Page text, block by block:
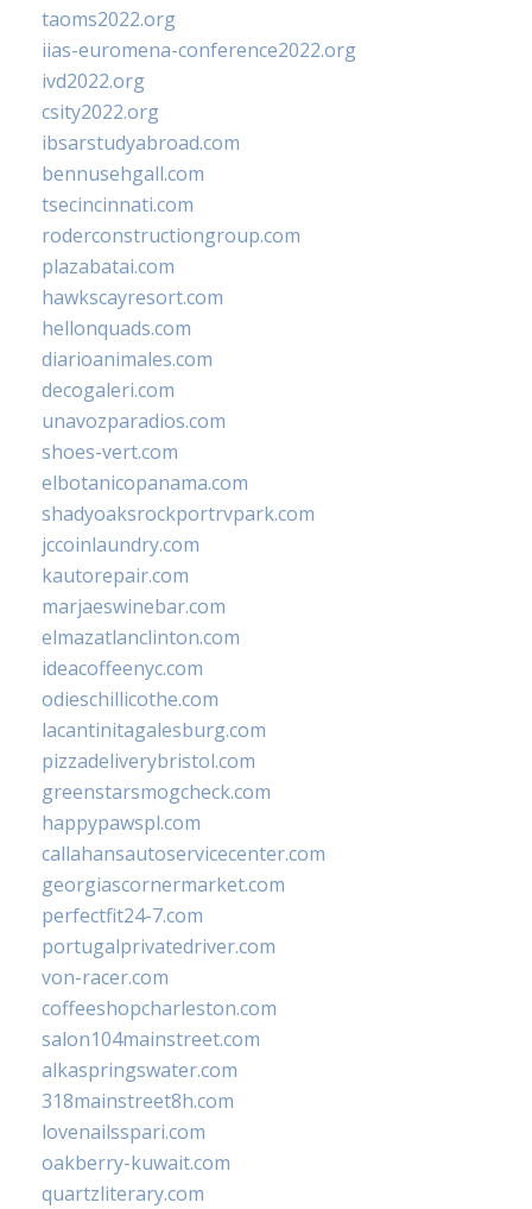
taoms2022.org
iias-euromena-conference2022.org
ivd2022.org
csity2022.org
ibsarstudyabroad.com
bennusehgall.com
tsecincinnati.com
roderconstructiongroup.com
plazabatai.com
hawkscayresort.com
hellonquads.com
diarioanimales.com
decogaleri.com
unavozparadios.com
shoes-vert.com
elbotanicopanama.com
shadyoaksrockportrvpark.com
jccoinlaundry.com
kautorepair.com
marjaeswinebar.com
elmazatlanclinton.com
ideacoffeenyc.com
odieschillicothe.com
lacantinitagalesburg.com
pizzadeliverybristol.com
greenstarsmogcheck.com
happypawspl.com
callahansautoservicecenter.com
georgiascornermarket.com
perfectfit24-7.com
portugalprivatedriver.com
von-racer.com
coffeeshopcharleston.com
salon104mainstreet.com
alkaspringswater.com
318mainstreet8h.com
lovenailsspari.com
oakberry-kuwait.com
quartzliterary.com